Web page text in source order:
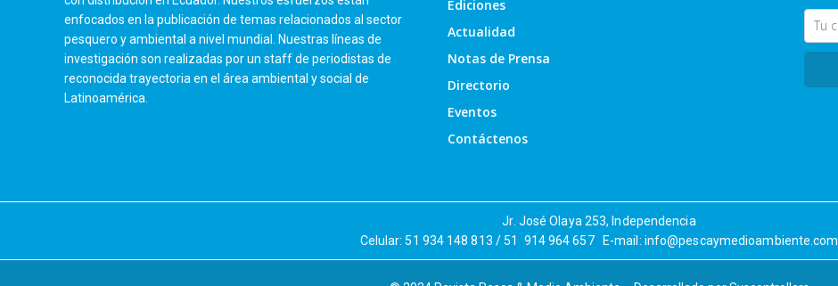
enfocados en la publicación de temas relacionados al sector
pesquero y ambiental a nivel mundial. Nuestras líneas de
investigación son realizadas por un staff de periodistas de
reconocida trayectoria en el área ambiental y social de
Latinoamérica.
Ediciones
Actualidad
Notas de Prensa
Directorio
Eventos
Contáctenos
Jr. José Olaya 253, Independencia
Celular: 51 934 148 813 / 51 914 964 657 E-mail: info@pescaymedioambiente.com